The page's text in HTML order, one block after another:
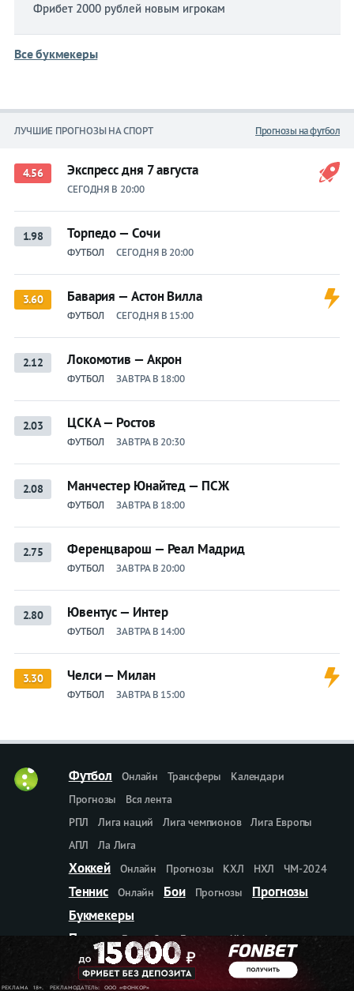
Фрибет 2000 рублей новым игрокам
Все букмекеры
ЛУЧШИЕ ПРОГНОЗЫ НА СПОРТ Прогнозы на футбол
4.56 Экспресс дня 7 августа
СЕГОДНЯ В 20:00
1.98 Торпедо — Сочи
ФУТБОЛ СЕГОДНЯ В 20:00
3.60 Бавария — Астон Вилла
ФУТБОЛ СЕГОДНЯ В 15:00
2.12 Локомотив — Акрон
ФУТБОЛ ЗАВТРА В 18:00
2.03 ЦСКА — Ростов
ФУТБОЛ ЗАВТРА В 20:30
2.08 Манчестер Юнайтед — ПСЖ
ФУТБОЛ ЗАВТРА В 18:00
2.75 Ференцварош — Реал Мадрид
ФУТБОЛ ЗАВТРА В 20:00
2.80 Ювентус — Интер
ФУТБОЛ ЗАВТРА В 14:00
3.30 Челси — Милан
ФУТБОЛ ЗАВТРА В 15:00
Футбол Онлайн Трансферы
Календари
Прогнозы
Вся лента
РПЛ
Лига наций Лига чемпионов
Лига Европы
АПЛ
Ла Лига
Хоккей Онлайн Прогнозы КХЛ НХЛ ЧМ-2024
Теннис Онлайн Бои Прогнозы
Прогнозы
Букмекеры
Прочие
Баскетбол Биатлон ЧМ по фигурному
Париж-2024 Игры